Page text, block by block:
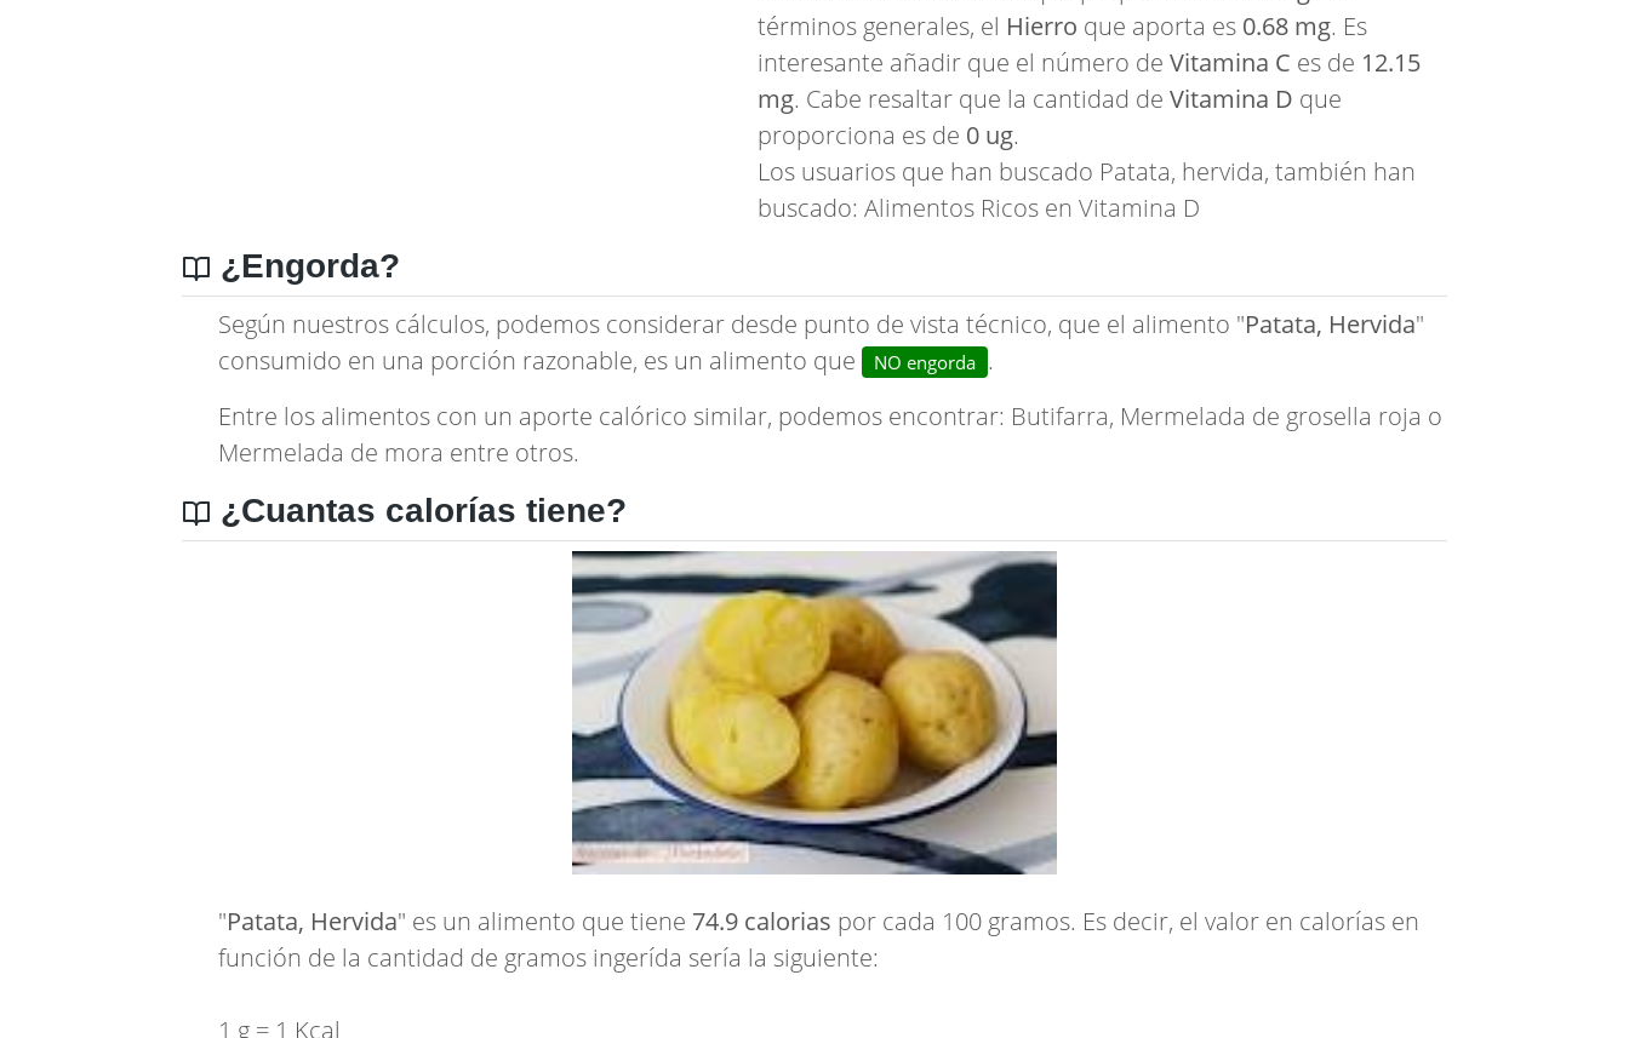
términos generales, el Hierro que aporta es 0.68 mg. Es
interesante añadir que el número de Vitamina C es de 12.15
mg. Cabe resaltar que la cantidad de Vitamina D que
proporciona es de 0 ug.
Los usuarios que han buscado Patata, hervida, también han
buscado: Alimentos Ricos en Vitamina D
¿Engorda?
Según nuestros cálculos, podemos considerar desde punto de vista técnico, que el alimento "Patata, Hervida"
consumido en una porción razonable, es un alimento que
NO engorda .
Entre los alimentos con un aporte calórico similar, podemos encontrar: Butifarra, Mermelada de grosella roja o
Mermelada de mora entre otros.
¿Cuantas calorías tiene?
"Patata, Hervida" es un alimento que tiene 74.9 calorias por cada 100 gramos. Es decir, el valor en calorías en
función de la cantidad de gramos ingerída sería la siguiente:
1 g = 1 Kcal